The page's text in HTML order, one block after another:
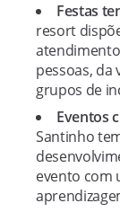
Festas
resort
pessoas, da
grupos de
Eventos
Santinho
evento com